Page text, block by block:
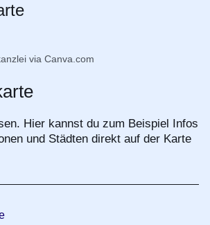
via Canva.com
Hier kannst du zum Beispiel Infos
und Städten direkt auf der Karte